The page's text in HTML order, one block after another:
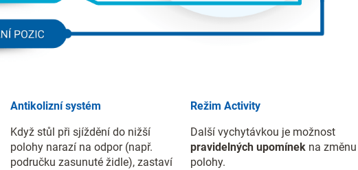
Antikolizní systém
Když stůl při sjíždění do nižší
polohy narazí na odpor (např.
područku zasunuté židle), zastaví
Režim Activity
Další vychytávkou je možnost
pravidelných upomínekna změnu
polohy.